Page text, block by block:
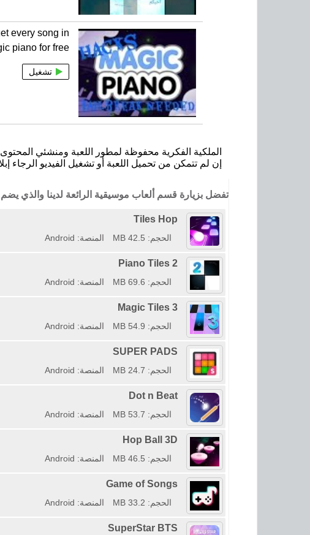
every song in
piano for free
تشغيل
الملكية الفكرية محفوظة لمطور اللعبة ومنشئي المحتوى
إن لم تتمكن من تحميل اللعبة أو تشغيل الفيديو الرجاء
تفضل بزيارة قسم ألعاب موسيقية الرائعة لدينا والذي
Tiles Hop
الحجم: 42.5 MB المنصة: Android
Piano Tiles 2
الحجم: 69.6 MB المنصة: Android
Magic Tiles 3
الحجم: 54.9 MB المنصة: Android
SUPER PADS
الحجم: 24.7 MB المنصة: Android
Dot n Beat
الحجم: 53.7 MB المنصة: Android
Hop Ball 3D
الحجم: 46.5 MB المنصة: Android
Game of Songs
الحجم: 33.2 MB المنصة: Android
SuperStar BTS